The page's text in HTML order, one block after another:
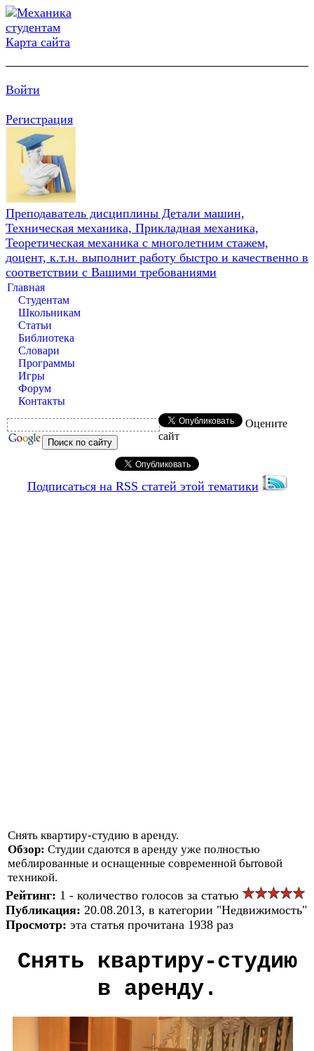
Карта сайта
Войти
Регистрация
Преподаватель дисциплины Детали машин,
Техническая механика, Прикладная механика,
Теоретическая механика с многолетним стажем,
доцент, к.т.н. выполнит работу быстро и качественно в
соответствии с Вашими требованиями
Главная
Студентам
Школьникам
Статьи
Библиотека
Словари
Программы
Игры
Форум
Контакты
Оцените
сайт
Подписаться на RSS статей этой тематики
Снять квартиру-студию в аренду.
Обзор: Студии сдаются в аренду уже полностью
меблированные и оснащенные современной бытовой
техникой.
Рейтинг: 1 - количество голосов за статью
Публикация: 20.08.2013, в категории "Недвижимость"
Просмотр: эта статья прочитана 1938 раз
Снять квартиру-студию
в аренду.